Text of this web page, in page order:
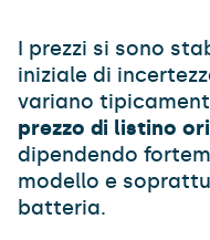
I prezzi si sono
iniziale di
variano
prezzo di listino
dipendendo
modello e
batteria.